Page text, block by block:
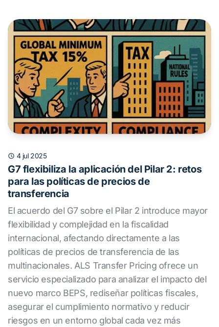
4 jul 2025
G7 flexibiliza la aplicación del Pilar 2: retos
para las políticas de precios de
transferencia
El acuerdo del G7 sobre el Pilar 2 introduce mayor
flexibilidad y complejidad en la fiscalidad
internacional, afectando directamente a las
políticas de precios de transferencia de las
multinacionales. ALS Transfer Pricing ofrece un
servicio especializado para analizar el impacto del
nuevo marco BEPS, rediseñar políticas fiscales,
asegurar el cumplimiento normativo y reducir
riesgos en un entorno global cada vez más